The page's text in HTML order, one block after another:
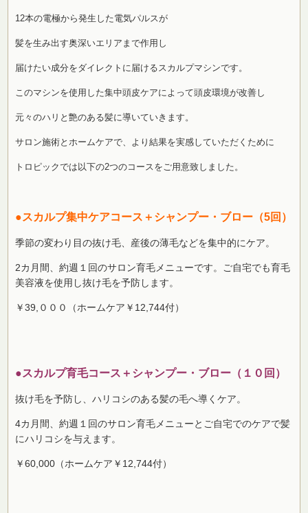
12本の電極から発生した電気パルスが
髪を生み出す奥深いエリアまで作用し
届けたい成分をダイレクトに届けるスカルプマシンです。
このマシンを使用した集中頭皮ケアによって頭皮環境が改善し
元々のハリと艶のある髪に導いていきます。
サロン施術とホームケアで、より結果を実感していただくために
トロピックでは以下の2つのコースをご用意致しました。
●スカルプ集中ケアコース＋シャンプー・ブロー（5回）
季節の変わり目の抜け毛、産後の薄毛などを集中的にケア。
2カ月間、約週１回のサロン育毛メニューです。ご自宅でも育毛
美容液を使用し抜け毛を予防します。
￥39,０００（ホームケア￥12,744付）
●スカルプ育毛コース＋シャンプー・ブロー（１０回）
抜け毛を予防し、ハリコシのある髪の毛へ導くケア。
4カ月間、約週１回のサロン育毛メニューとご自宅でのケアで髪
にハリコシを与えます。
￥60,000（ホームケア￥12,744付）